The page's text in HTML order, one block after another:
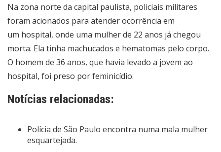
Na zona norte da capital paulista, policiais militares
foram acionados para atender ocorrência em
um hospital, onde uma mulher de 22 anos já chegou
morta. Ela tinha machucados e hematomas pelo corpo.
O homem de 36 anos, que havia levado a jovem ao
hospital, foi preso por feminicídio.
Notícias relacionadas:
Polícia de São Paulo encontra numa mala mulher
esquartejada.